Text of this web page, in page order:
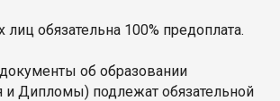
обязательна 100% предоплата.
об образовании
и Дипломы) подлежат обязательной